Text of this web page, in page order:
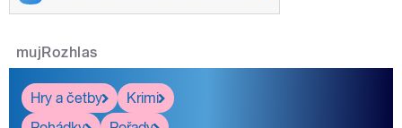
mujRozhlas
Hry a četby
Krimi